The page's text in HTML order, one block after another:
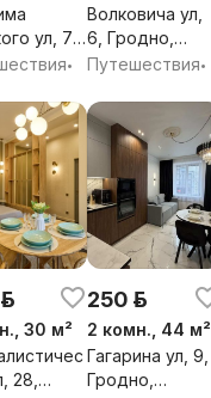
ул, 71,
•
Волковича ул,
6, Гродно,
Гродненская
Путешествия•
30 м²
28,
250 р.
2 комн., 44 м²
Гагарина ул, 9,
Гродно,